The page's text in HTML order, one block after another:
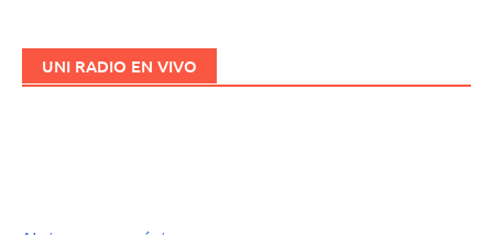
UNI RADIO EN VIVO